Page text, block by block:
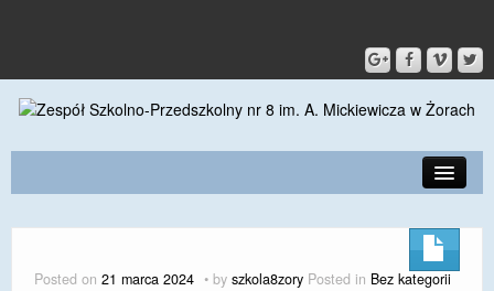
Posted on 21 marca 2024 by szkola8zory Posted in Bez kategorii